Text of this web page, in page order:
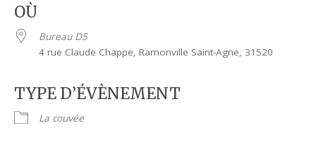
OÙ
Bureau D5
4 rue Claude Chappe, Ramonville Saint-Agne, 31520
TYPE D’ÉVÈNEMENT
La couvée